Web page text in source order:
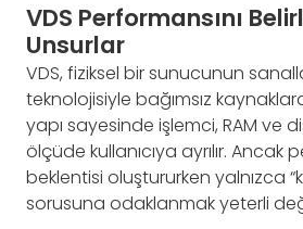
VDS Performansını
Unsurlar
VDS, fiziksel bir sunucunun
teknolojisiyle bağımsız kaynaklara
yapı sayesinde işlemci, RAM ve
ölçüde kullanıcıya ayrılır. Ancak
beklentisi oluştururken yalnızca
sorusuna odaklanmak yeterli